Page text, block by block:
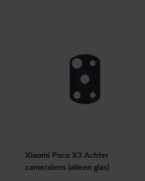
Xiaomi Poco X3 Achter
cameralens (alleen glas)